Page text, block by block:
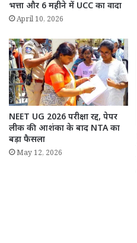
भत्ता और 6 महीने में UCC का वादा
April 10, 2026
NEET UG 2026 परीक्षा रद्द, पेपर
लीक की आशंका के बाद NTA का
बड़ा फैसला
May 12, 2026